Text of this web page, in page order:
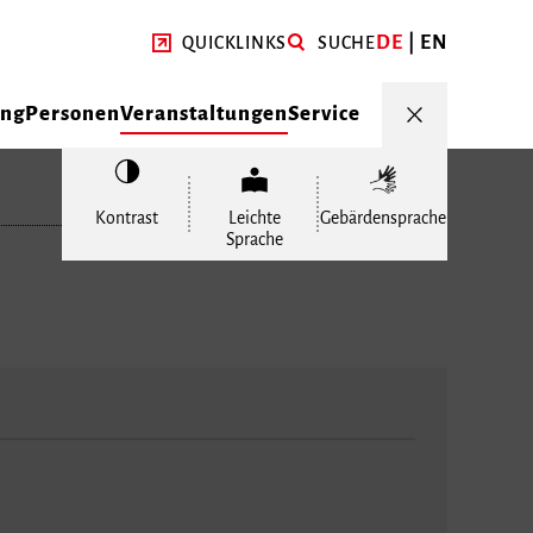
QUICKLINKS SUCHEDE EN
PersonenVeranstaltungenService
Kontrast
Leichte
Sprache
Gebärdensprache